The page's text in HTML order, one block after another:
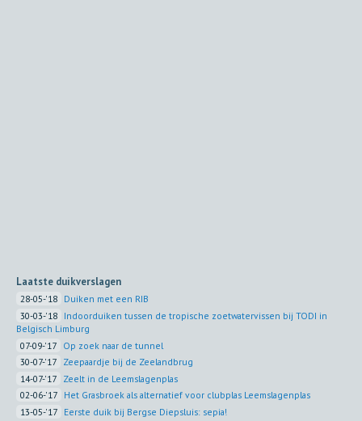
Laatste duikverslagen
28-05-'18 Duiken met een RIB
30-03-'18 Indoorduiken tussen de tropische zoetwatervissen bij TODI in
Belgisch Limburg
07-09-'17 Op zoek naar de tunnel
30-07-'17 Zeepaardje bij de Zeelandbrug
14-07-'17 Zeelt in de Leemslagenplas
02-06-'17 Het Grasbroek als alternatief voor clubplas Leemslagenplas
13-05-'17 Eerste duik bij Bergse Diepsluis: sepia!